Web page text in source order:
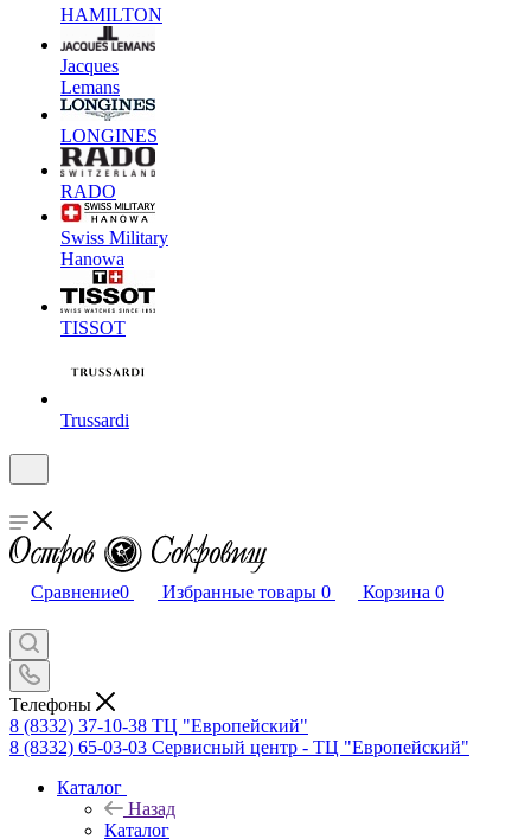
HAMILTON
Jacques
Lemans
LONGINES
RADO
Swiss Military
Hanowa
TISSOT
Trussardi
Сравнение0 Избранные товары 0 Корзина 0
Телефоны
8 (8332) 37-10-38 ТЦ "Европейский"
8 (8332) 65-03-03 Сервисный центр - ТЦ "Европейский"
Каталог
Назад
Каталог